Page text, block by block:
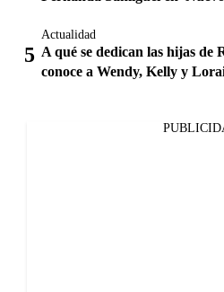
Actualidad
A qué se dedican las hijas de
conoce a Wendy, Kelly y